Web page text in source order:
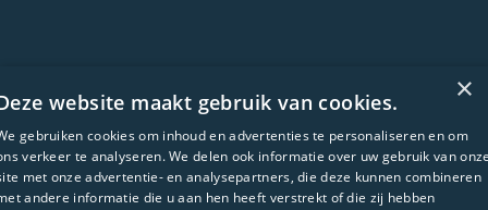
WEBSITE ONTWIKKELING:
×
website maakt gebruik van cookies.
gebruiken cookies om inhoud en advertenties te personaliseren en om
verkeer te analyseren. We delen ook informatie over uw gebruik van
met onze advertentie- en analysepartners, die deze kunnen combineren
andere informatie die u aan hen heeft verstrekt of die zij hebben